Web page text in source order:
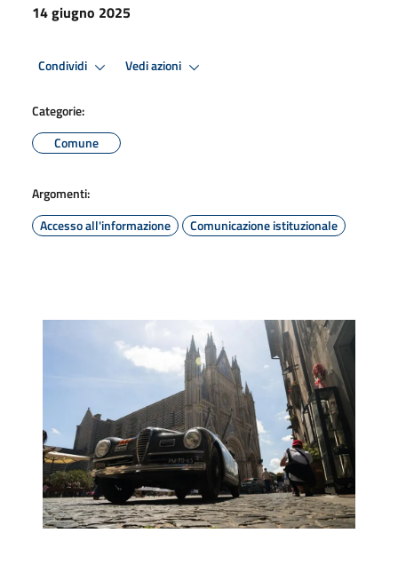
14 giugno 2025
Condividi Vedi azioni
Categorie:
Comune
Argomenti:
Accesso all'informazione
Comunicazione istituzionale